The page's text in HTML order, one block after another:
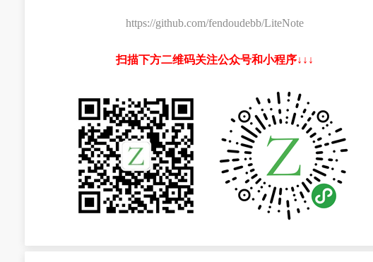
https://github.com/fendoudebb/LiteNote
扫描下方二维码关注公众号和小程序↓↓↓